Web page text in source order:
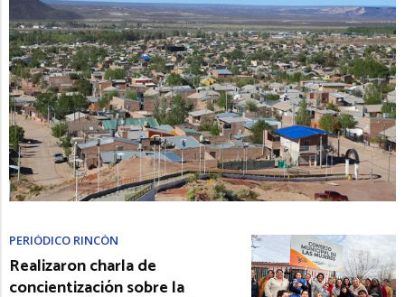
PERIÓDICO RINCÓN
Realizaron charla de
concientización sobre la